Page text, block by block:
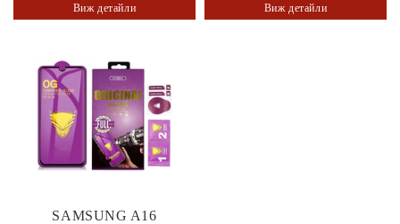
Виж детайли Виж детайли
SAMSUNG A16